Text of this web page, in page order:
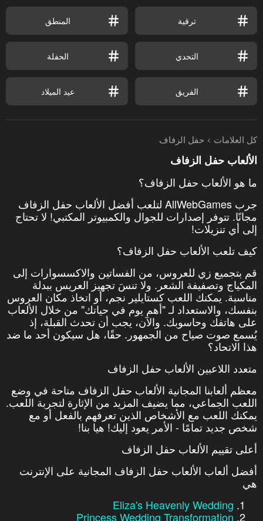
ترقية المنطق
التحدي الحفلة
الفريق عيد الميلاد
كل العلامات حفل الزفاف
الألعاب حفل الزفاف
ما هو الألعاب حفل الزفاف؟
جرب AllWebGames لتلعب أفضل الألعاب حفل الزفاف
مجانًا. تتوفر إصدارات للجوال والكمبيوتر المكتبي! لا تحتاج
إلى أي تنزيلات!
كيف تلعب الألعاب حفل الزفاف؟
قم بتجميع زي للعروس، من الفساتين والاكسسوارات إلى
المكياج وتصفيفة الشعر. ولا تنسَ تجهيز العريس ببدلة
مناسبة. يمكنك اللعب كستايلير نجم، أو اتخاذ مكان العروس
بنفسك، والاستعداد لـ "أهم يوم في حياتك" من خلال الألعاب
على هاتفك وحاسوبك. والآن، يجب أن تحدث القبلة، إذ
يُسمع صوت صياح من الجمهور. حقًا، هل سيكون أحد ما ضد
هذا الاتحاد؟
متعدد اللاعبين الألعاب حفل الزفاف
معظم ألعابنا المجانية الألعاب حفل الزفاف متاحة في وضع
اللعب الجماعي، مما يضيف المزيد من الإثارة لتجربة اللعب.
يمكنك اللعب مع الأشخاص الذين تعرفهم بالفعل أو مع
شخص جديد تمامًا - الأمر يعود إليك! هيا بنا!
أعلى تقييم الألعاب حفل الزفاف
أفضل ألعاب الألعاب حفل الزفاف المجانية على الإنترنت
هي
Eliza's Heavenly Wedding
Princess Wedding Transformation